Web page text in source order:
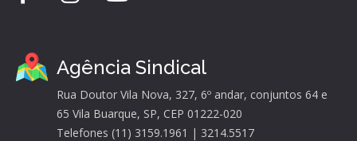
Agência Sindical
Rua Doutor Vila Nova, 327, 6º andar, conjuntos 64 e
65 Vila Buarque, SP, CEP 01222-020
Telefones (11) 3159.1961 | 3214.5517